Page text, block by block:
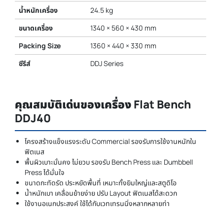
น้ำหนักเครื่อง
24.5 kg
ขนาดเครื่อง
1340 × 560 × 430 mm
Packing Size
1360 × 440 × 330 mm
ซีรีส์
DDJ Series
คุณสมบัติเด่นของเครื่อง Flat Bench
DDJ40
โครงสร้างแข็งแรงระดับ Commercial รองรับการใช้งานหนักใน
ฟิตเนส
พื้นผิวเบาะมั่นคง ไม่ยวบ รองรับ Bench Press และ Dumbbell
Press ได้มั่นใจ
ขนาดกะทัดรัด ประหยัดพื้นที่ เหมาะทั้งยิมใหญ่และสตูดิโอ
น้ำหนักเบา เคลื่อนย้ายง่าย ปรับ Layout ฟิตเนสได้สะดวก
ใช้งานอเนกประสงค์ ใช้ได้กับเวทเทรนนิ่งหลากหลายท่า